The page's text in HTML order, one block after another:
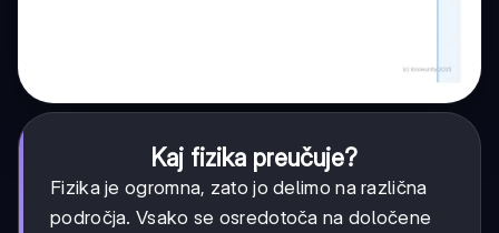
Kaj fizika preučuje?
Fizika je ogromna, zato jo delimo na različna
področja. Vsako se osredotoča na določene